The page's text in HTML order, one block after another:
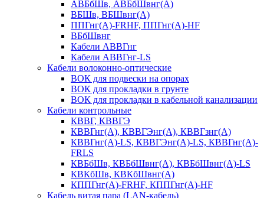
АВБбШв, АВБбШвнг(А)
ВБШв, ВБШвнг(А)
ППГнг(А)-FRHF, ППГнг(А)-HF
ВБбШвнг
Кабели АВВГнг
Кабели АВВГнг-LS
Кабели волоконно-оптические
ВОК для подвески на опорах
ВОК для прокладки в грунте
ВОК для прокладки в кабельной канализации
Кабели контрольные
КВВГ, КВВГЭ
КВВГнг(А), КВВГЭнг(А), КВВГзнг(А)
КВВГнг(А)-LS, КВВГЭнг(А)-LS, КВВГнг(А)-
FRLS
КВБбШв, КВБбШвнг(А), КВБбШвнг(А)-LS
КВКбШв, КВКбШвнг(А)
КППГнг(А)-FRHF, КППГнг(А)-HF
Кабель витая пара (LAN-кабель)